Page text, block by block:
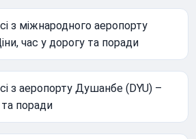
з міжнародного аеропорту
час у дорогу та поради
з аеропорту Душанбе (DYU) –
та поради